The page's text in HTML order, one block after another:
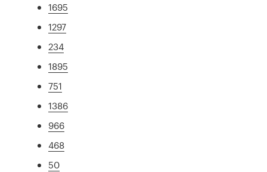
1695
1297
234
1895
751
1386
966
468
50